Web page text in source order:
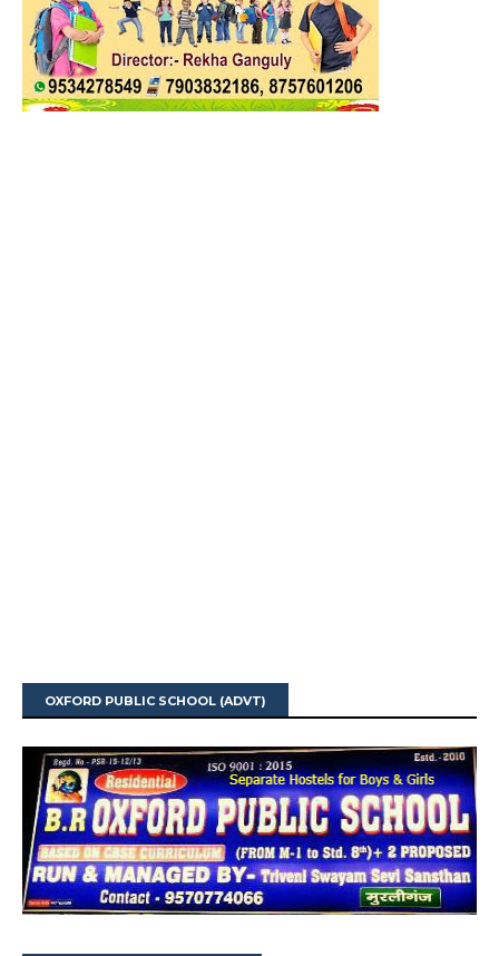
OXFORD PUBLIC SCHOOL (ADVT)